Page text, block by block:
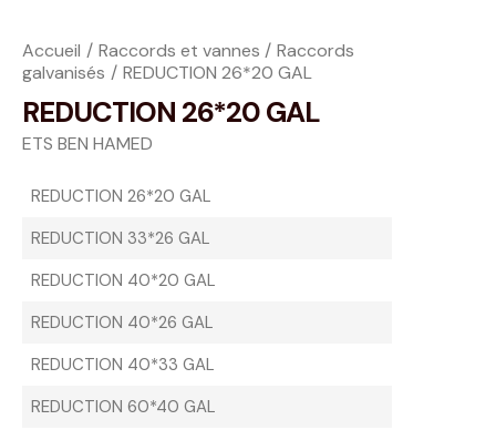
Accueil Raccords et vannes
Raccords
galvanisés
REDUCTION 26*20 GAL
REDUCTION 26*20 GAL
ETS BEN HAMED
REDUCTION 26*20 GAL
REDUCTION 33*26 GAL
REDUCTION 40*20 GAL
REDUCTION 40*26 GAL
REDUCTION 40*33 GAL
REDUCTION 60*40 GAL